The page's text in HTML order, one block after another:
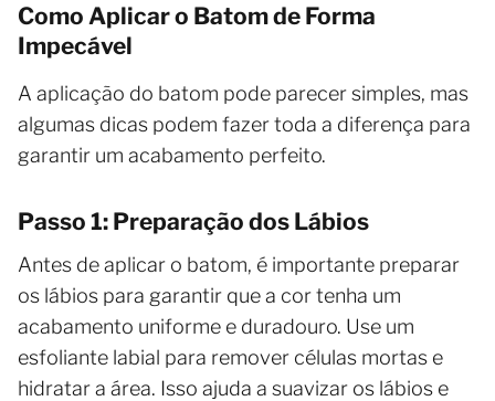
Como Aplicar o Batom de Forma
Impecável
A aplicação do batom pode parecer simples, mas
algumas dicas podem fazer toda a diferença para
garantir um acabamento perfeito.
Passo 1: Preparação dos Lábios
Antes de aplicar o batom, é importante preparar
os lábios para garantir que a cor tenha um
acabamento uniforme e duradouro. Use um
esfoliante labial para remover células mortas e
hidratar a área. Isso ajuda a suavizar os lábios e